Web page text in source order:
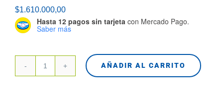
$1.610.000,00
Hasta 12 pagos sin tarjeta con Mercado Pago.
Saber más
AÑADIR AL CARRITO